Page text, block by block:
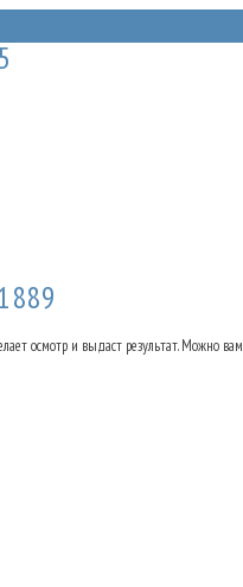
осмотр и выдаст результат. Можно вам